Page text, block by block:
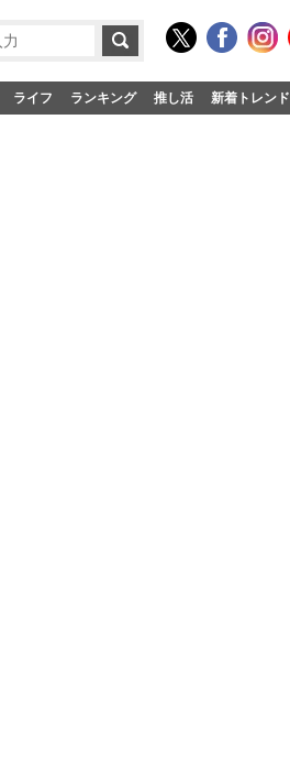
ライフ ランキング 推し活 新着トレンド